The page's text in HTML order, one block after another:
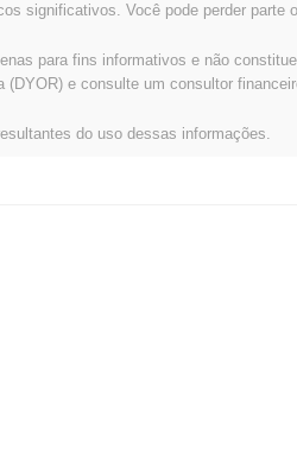
Principais e Insights do
de criptomoedas centralized and
The Ifrit Network?
significativos. Você pode perder parte
para fins informativos e não
e consulte um consultor
do uso dessas informações.